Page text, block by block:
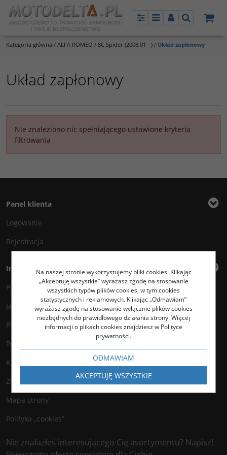
PanelMenuPanelSzukaj
Kategoria główna / ALFA ROMEO / 8C Spider (2008.01 - ) / Układ zapłonowy
Układ zapłonowy
Nie znaleziono nic spełniającego ustawione kryteria
filtrowania
Panel klienta
Logowanie
Rejestracja
Informacje
Polityka prywatności
Jak kupować?
Polityka legalności
Polityka antyspamowa
Kontakt
Zwroty
Mapa strony
Polityka „cookies”
Nie znalazłeś interesującego Cię asortymentu? Napisz!
Na naszej stronie wykorzystujemy pliki cookies. Klikając
„Akceptuję wszystkie” wyrażasz zgodę na stosowanie
wszystkich typów plików cookies, w tym cookies
statystycznych i reklamowych. Klikając „Odmawiam”
wyrażasz zgodę na stosowanie wyłącznie plików cookies
niezbędnych do prawidłowego działania strony. Więcej
informacji o plikach cookies znajdziesz w Polityce
prywatności.
ODMAWIAM
AKCEPTUJĘ WSZYSTKIE